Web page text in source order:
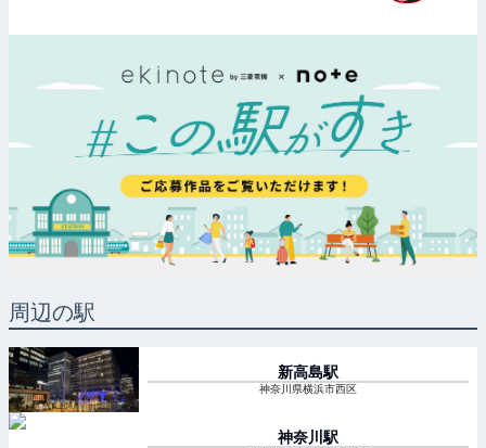
周辺の駅
新高島駅
神奈川県横浜市西区
神奈川 駅